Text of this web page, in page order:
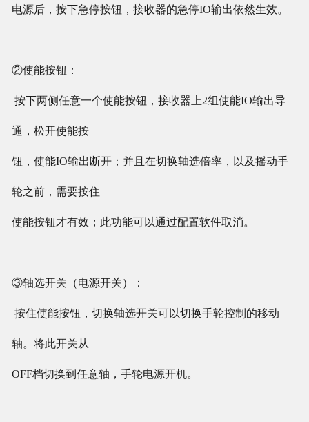
电源后，按下急停按钮，接收器的急停IO输出依然生效。
②使能按钮：
按下两侧任意一个使能按钮，接收器上2组使能IO输出导
通，松开使能按
钮，使能IO输出断开；并且在切换轴选倍率，以及摇动手
轮之前，需要按住
使能按钮才有效；此功能可以通过配置软件取消。
③轴选开关（电源开关）：
按住使能按钮，切换轴选开关可以切换手轮控制的移动
轴。将此开关从
OFF档切换到任意轴，手轮电源开机。